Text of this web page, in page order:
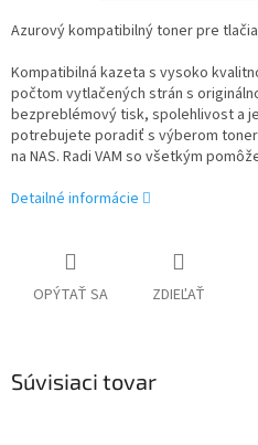
Azurový kompatibilný toner pre
Kompatibilná kazeta s vysoko
počtom vytlačených strán s
bezpreblémový tisk, spolehlivost a
potrebujete poradiť s výberom
na NAS. Radi VAM so všetkým
Detailné informácie
OPÝTAŤ SA ZDIEĽAŤ
Súvisiaci tovar